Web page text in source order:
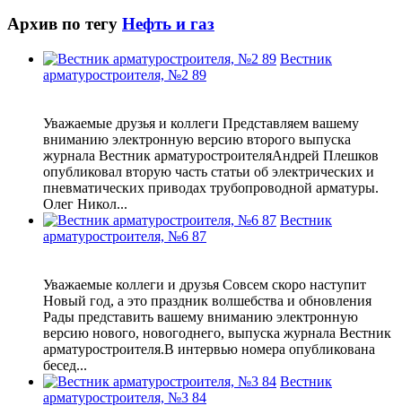
Архив по тегу Нефть и газ
Вестник
арматуростроителя, №2 89
Уважаемые друзья и коллеги Представляем вашему
вниманию электронную версию второго выпуска
журнала Вестник арматуростроителяАндрей Плешков
опубликовал вторую часть статьи об электрических и
пневматических приводах трубопроводной арматуры.
Олег Никол...
Вестник
арматуростроителя, №6 87
Уважаемые коллеги и друзья Совсем скоро наступит
Новый год, а это праздник волшебства и обновления
Рады представить вашему вниманию электронную
версию нового, новогоднего, выпуска журнала Вестник
арматуростроителя.В интервью номера опубликована
бесед...
Вестник
арматуростроителя, №3 84